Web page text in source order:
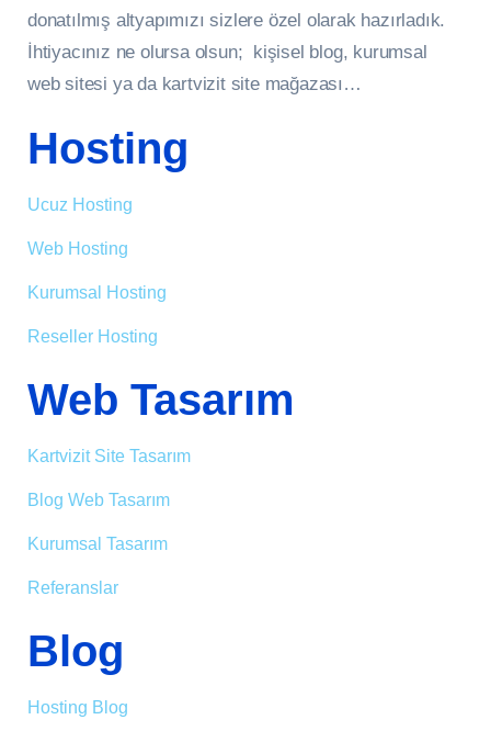
donatılmış altyapımızı sizlere özel olarak hazırladık.
İhtiyacınız ne olursa olsun; kişisel blog, kurumsal
web sitesi ya da kartvizit site mağazası…
Hosting
Ucuz Hosting
Web Hosting
Kurumsal Hosting
Reseller Hosting
Web Tasarım
Kartvizit Site Tasarım
Blog Web Tasarım
Kurumsal Tasarım
Referanslar
Blog
Hosting Blog